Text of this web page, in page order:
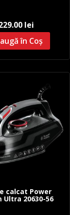
lei
în Coș
calcat Power
Ultra 20630-56